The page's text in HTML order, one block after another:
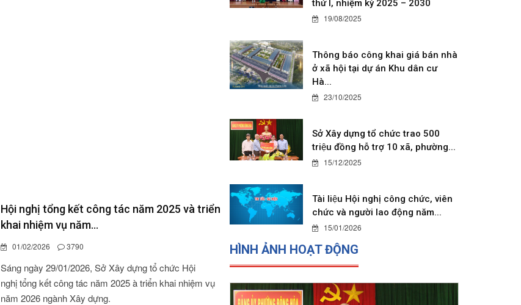
Hội nghị tổng kết công tác năm 2025 và triển
khai nhiệm vụ năm...
01/02/2026 3790
Sáng ngày 29/01/2026, Sở Xây dựng tổ chức Hội
nghị tổng kết công tác năm 2025 à triển khai nhiệm vụ
năm 2026 ngành Xây dựng.
thứ I, nhiệm kỳ 2025 – 2030
19/08/2025
Thông báo công khai giá bán nhà
ở xã hội tại dự án Khu dân cư
Hà...
23/10/2025
Sở Xây dựng tổ chức trao 500
triệu đồng hỗ trợ 10 xã, phường...
15/12/2025
Tài liệu Hội nghị công chức, viên
chức và người lao động năm...
15/01/2026
HÌNH ẢNH HOẠT ĐỘNG